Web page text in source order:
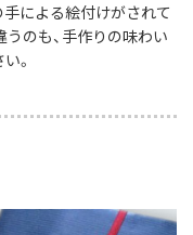
による絵付けがされて
のも、手作りの味わい
。